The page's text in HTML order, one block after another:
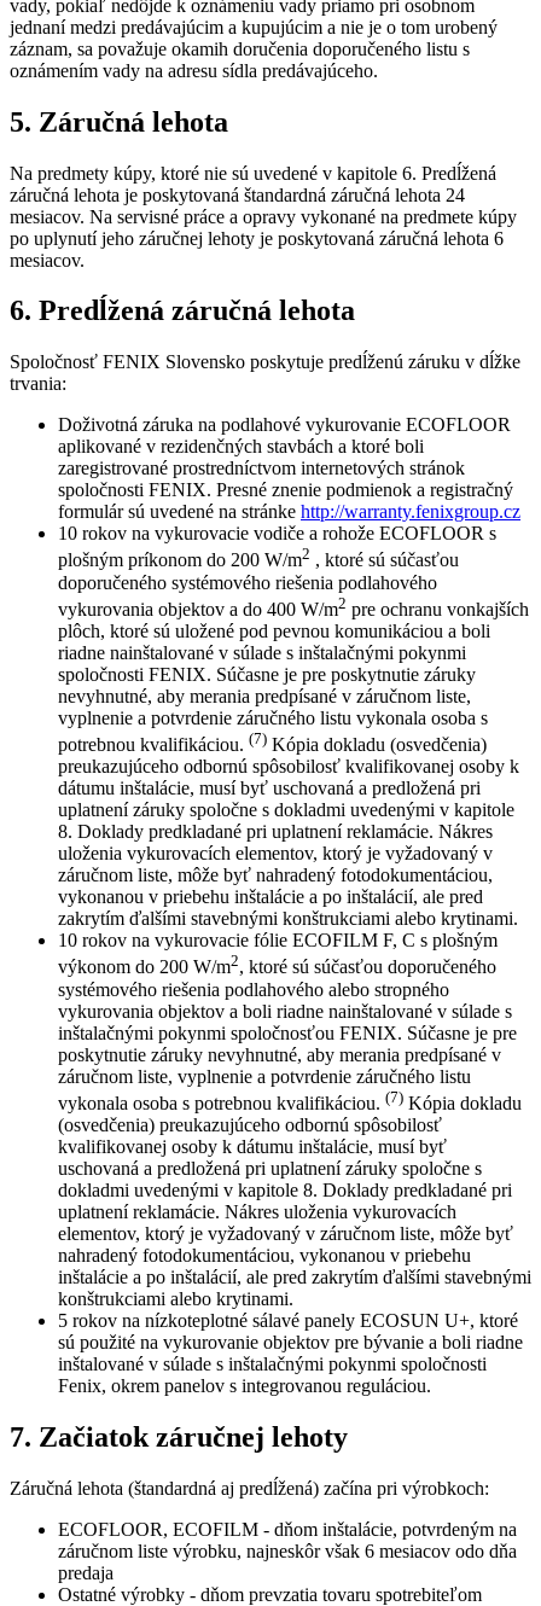
vady, pokiaľ nedôjde k oznámeniu vady priamo pri osobnom
jednaní medzi predávajúcim a kupujúcim a nie je o tom urobený
záznam, sa považuje okamih doručenia doporučeného listu s
oznámením vady na adresu sídla predávajúceho.
5. Záručná lehota
Na predmety kúpy, ktoré nie sú uvedené v kapitole 6. Predĺžená
záručná lehota je poskytovaná štandardná záručná lehota 24
mesiacov. Na servisné práce a opravy vykonané na predmete kúpy
po uplynutí jeho záručnej lehoty je poskytovaná záručná lehota 6
mesiacov.
6. Predĺžená záručná lehota
Spoločnosť FENIX Slovensko poskytuje predĺženú záruku v dĺžke
trvania:
Doživotná záruka na podlahové vykurovanie ECOFLOOR
aplikované v rezidenčných stavbách a ktoré boli
zaregistrované prostredníctvom internetových stránok
spoločnosti FENIX. Presné znenie podmienok a registračný
formulár sú uvedené na stránke http://warranty.fenixgroup.cz
10 rokov na vykurovacie vodiče a rohože ECOFLOOR s
plošným príkonom do 200 W/m2 , ktoré sú súčasťou
doporučeného systémového riešenia podlahového
vykurovania objektov a do 400 W/m2 pre ochranu vonkajších
plôch, ktoré sú uložené pod pevnou komunikáciou a boli
riadne nainštalované v súlade s inštalačnými pokynmi
spoločnosti FENIX. Súčasne je pre poskytnutie záruky
nevyhnutné, aby merania predpísané v záručnom liste,
vyplnenie a potvrdenie záručného listu vykonala osoba s
potrebnou kvalifikáciou. (7) Kópia dokladu (osvedčenia)
preukazujúceho odbornú spôsobilosť kvalifikovanej osoby k
dátumu inštalácie, musí byť uschovaná a predložená pri
uplatnení záruky spoločne s dokladmi uvedenými v kapitole
8. Doklady predkladané pri uplatnení reklamácie. Nákres
uloženia vykurovacích elementov, ktorý je vyžadovaný v
záručnom liste, môže byť nahradený fotodokumentáciou,
vykonanou v priebehu inštalácie a po inštalácií, ale pred
zakrytím ďalšími stavebnými konštrukciami alebo krytinami.
10 rokov na vykurovacie fólie ECOFILM F, C s plošným
výkonom do 200 W/m2, ktoré sú súčasťou doporučeného
systémového riešenia podlahového alebo stropného
vykurovania objektov a boli riadne nainštalované v súlade s
inštalačnými pokynmi spoločnosťou FENIX. Súčasne je pre
poskytnutie záruky nevyhnutné, aby merania predpísané v
záručnom liste, vyplnenie a potvrdenie záručného listu
vykonala osoba s potrebnou kvalifikáciou. (7) Kópia dokladu
(osvedčenia) preukazujúceho odbornú spôsobilosť
kvalifikovanej osoby k dátumu inštalácie, musí byť
uschovaná a predložená pri uplatnení záruky spoločne s
dokladmi uvedenými v kapitole 8. Doklady predkladané pri
uplatnení reklamácie. Nákres uloženia vykurovacích
elementov, ktorý je vyžadovaný v záručnom liste, môže byť
nahradený fotodokumentáciou, vykonanou v priebehu
inštalácie a po inštalácií, ale pred zakrytím ďalšími stavebnými
konštrukciami alebo krytinami.
5 rokov na nízkoteplotné sálavé panely ECOSUN U+, ktoré
sú použité na vykurovanie objektov pre bývanie a boli riadne
inštalované v súlade s inštalačnými pokynmi spoločnosti
Fenix, okrem panelov s integrovanou reguláciou.
7. Začiatok záručnej lehoty
Záručná lehota (štandardná aj predĺžená) začína pri výrobkoch:
ECOFLOOR, ECOFILM - dňom inštalácie, potvrdeným na
záručnom liste výrobku, najneskôr však 6 mesiacov odo dňa
predaja
Ostatné výrobky - dňom prevzatia tovaru spotrebiteľom